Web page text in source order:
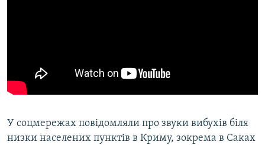
У соцмережах повідомляли про звуки вибухів біля
низки населених пунктів в Криму, зокрема в Саках